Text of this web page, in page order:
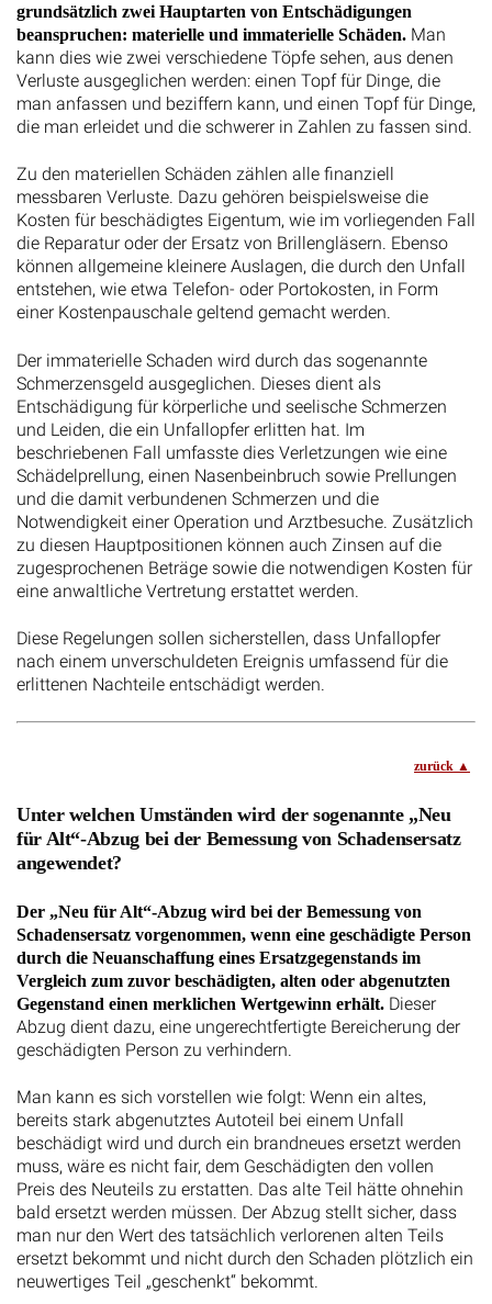
grundsätzlich zwei Hauptarten von Entschädigungen
beanspruchen: materielle und immaterielle Schäden. Man
kann dies wie zwei verschiedene Töpfe sehen, aus denen
Verluste ausgeglichen werden: einen Topf für Dinge, die
man anfassen und beziffern kann, und einen Topf für Dinge,
die man erleidet und die schwerer in Zahlen zu fassen sind.
Zu den materiellen Schäden zählen alle finanziell
messbaren Verluste. Dazu gehören beispielsweise die
Kosten für beschädigtes Eigentum, wie im vorliegenden Fall
die Reparatur oder der Ersatz von Brillengläsern. Ebenso
können allgemeine kleinere Auslagen, die durch den Unfall
entstehen, wie etwa Telefon- oder Portokosten, in Form
einer Kostenpauschale geltend gemacht werden.
Der immaterielle Schaden wird durch das sogenannte
Schmerzensgeld ausgeglichen. Dieses dient als
Entschädigung für körperliche und seelische Schmerzen
und Leiden, die ein Unfallopfer erlitten hat. Im
beschriebenen Fall umfasste dies Verletzungen wie eine
Schädelprellung, einen Nasenbeinbruch sowie Prellungen
und die damit verbundenen Schmerzen und die
Notwendigkeit einer Operation und Arztbesuche. Zusätzlich
zu diesen Hauptpositionen können auch Zinsen auf die
zugesprochenen Beträge sowie die notwendigen Kosten für
eine anwaltliche Vertretung erstattet werden.
Diese Regelungen sollen sicherstellen, dass Unfallopfer
nach einem unverschuldeten Ereignis umfassend für die
erlittenen Nachteile entschädigt werden.
zurück
Unter welchen Umständen wird der sogenannte „Neu
für Alt“-Abzug bei der Bemessung von Schadensersatz
angewendet?
Der „Neu für Alt“-Abzug wird bei der Bemessung von
Schadensersatz vorgenommen, wenn eine geschädigte Person
durch die Neuanschaffung eines Ersatzgegenstands im
Vergleich zum zuvor beschädigten, alten oder abgenutzten
Gegenstand einen merklichen Wertgewinn erhält. Dieser
Abzug dient dazu, eine ungerechtfertigte Bereicherung der
geschädigten Person zu verhindern.
Man kann es sich vorstellen wie folgt: Wenn ein altes,
bereits stark abgenutztes Autoteil bei einem Unfall
beschädigt wird und durch ein brandneues ersetzt werden
muss, wäre es nicht fair, dem Geschädigten den vollen
Preis des Neuteils zu erstatten. Das alte Teil hätte ohnehin
bald ersetzt werden müssen. Der Abzug stellt sicher, dass
man nur den Wert des tatsächlich verlorenen alten Teils
ersetzt bekommt und nicht durch den Schaden plötzlich ein
neuwertiges Teil „geschenkt“ bekommt.